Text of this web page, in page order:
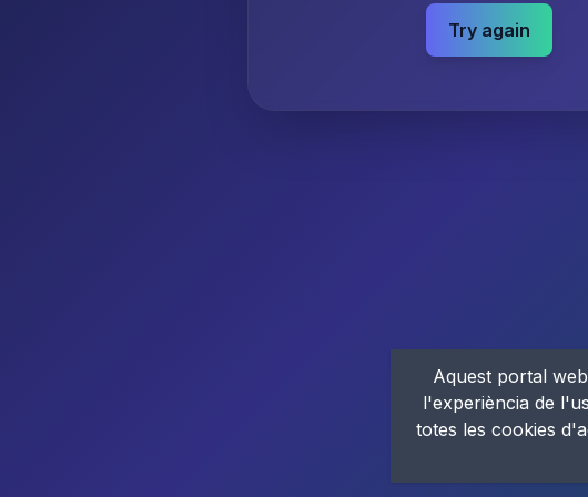
Try again
Aquest portal
l'experiència de
totes les cookies